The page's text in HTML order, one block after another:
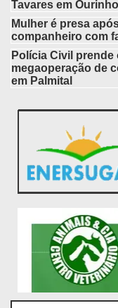
Tavares em
Mulher é presa
companheiro com
Polícia Civil
megaoperação de
em Palmital